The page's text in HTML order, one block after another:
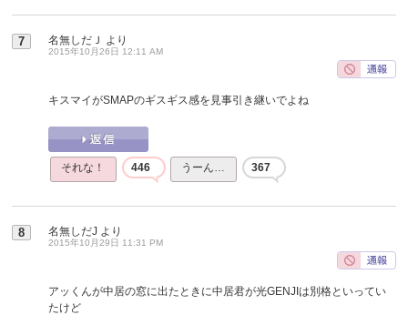
7 名無しだＪ より
2015年10月26日 12:11 AM
キスマイがSMAPのギスギス感を見事引き継いでよね
それな！ 446 うーん… 367
8 名無しだJ より
2015年10月29日 11:31 PM
アッくんが中居の窓に出たときに中居君が光GENJIは別格といってい
たけど